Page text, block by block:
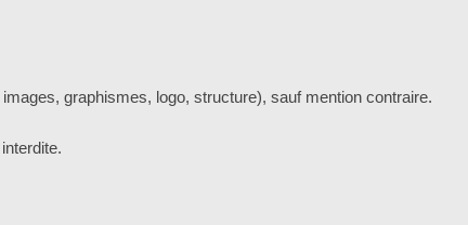
graphismes, logo, structure), sauf mention contraire.